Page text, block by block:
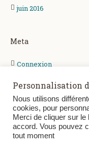
juin 2016
Meta
Connexion
CommentsRSS
WordPress.org
Personnalisation
Nous utilisons
cookies, pour
Merci de cliquer sur
accord. Vous pouvez
tout moment